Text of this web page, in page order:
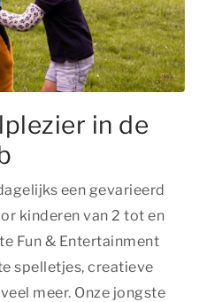
in de
een gevarieerd
kinderen van 2 tot en
Fun & Entertainment
spelletjes, creatieve
meer. Onze jongste